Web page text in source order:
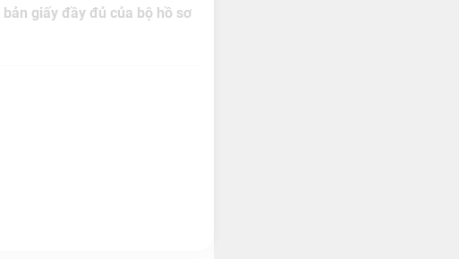
bản giấy đầy đủ của bộ hồ sơ